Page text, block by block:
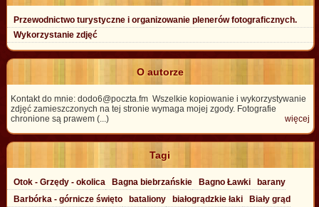
Przewodnictwo turystyczne i organizowanie plenerów fotograficznych.
Wykorzystanie zdjęć
O autorze
Kontakt do mnie: dodo6@poczta.fm Wszelkie kopiowanie i wykorzystywanie
zdjęć zamieszczonych na tej stronie wymaga mojej zgody. Fotografie
chronione są prawem (...)
więcej
Tagi
Otok - Grzędy - okolica Bagna biebrzańskie Bagno Ławki
barany
Barbórka - górnicze święto
bataliony białogrądzkie łaki Biały grąd